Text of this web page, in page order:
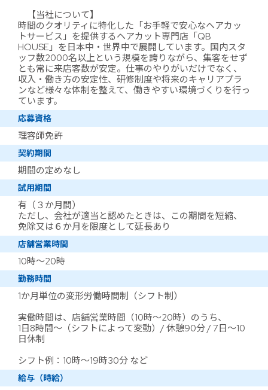
【当社について】
時間のクオリティに特化した「お手軽で安心なヘアカッ
トサービス」を提供するヘアカット専門店「QB
HOUSE」を日本中・世界中で展開しています。国内スタ
ッフ数2000名以上という規模を誇りながら、集客をせず
とも常に来店客数が安定。仕事のやりがいだけでなく、
収入・働き方の安定性、研修制度や将来のキャリアプラ
ンなど様々な体制を整えて、働きやすい環境づくりを行っ
ています。
応募資格
理容師免許
契約期間
期間の定めなし
試用期間
有（３か月間）
ただし、会社が適当と認めたときは、この期間を短縮、
免除又は６か月を限度として延長あり
店舗営業時間
10時～20時
勤務時間
1か月単位の変形労働時間制（シフト制）
実働時間は、店舗営業時間（10時～20時）のうち、
1日8時間～（シフトによって変動）/ 休憩90分 / 7日～10
日休制
シフト例：10時～19時30分 など
給与（時給）